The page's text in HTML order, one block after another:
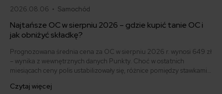
2026.08.06 • Samochód
Najtańsze OC w sierpniu 2026 – gdzie kupić tanie OC i
jak obniżyć składkę?
Prognozowana średnia cena za OC w sierpniu 2026 r. wynosi 649 zł
– wynika z wewnętrznych danych Punkty. Choć w ostatnich
miesiącach ceny polis ustabilizowały się, różnice pomiędzy stawkami
500 zł, inni – powyżej 1500 zł. Gdzie znaleźć najtańsze OC w Polsce
Czytaj więcej